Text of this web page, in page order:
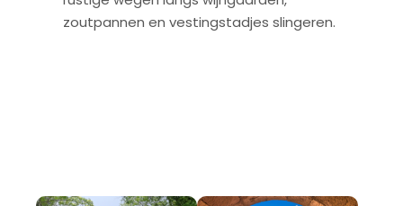
zoutpannen en vestingstadjes slingeren.